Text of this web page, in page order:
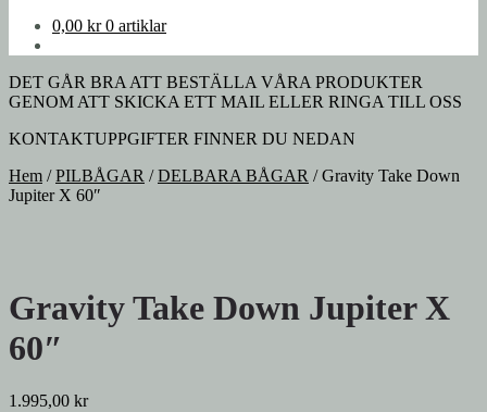
0,00 kr 0 artiklar
DET GÅR BRA ATT BESTÄLLA VÅRA PRODUKTER
GENOM ATT SKICKA ETT MAIL ELLER RINGA TILL OSS
KONTAKTUPPGIFTER FINNER DU NEDAN
Hem /PILBÅGAR /DELBARA BÅGAR /Gravity Take Down
Jupiter X 60″
Gravity Take Down Jupiter X
60″
1.995,00 kr